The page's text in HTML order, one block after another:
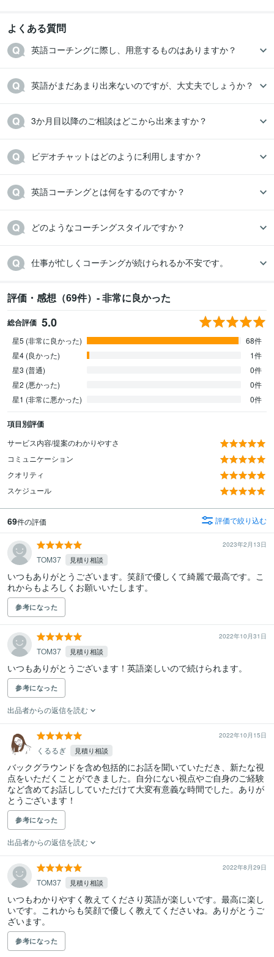
よくある質問
英語コーチングに際し、用意するものはありますか？
英語がまだあまり出来ないのですが、大丈夫でしょうか？
3か月目以降のご相談はどこから出来ますか？
ビデオチャットはどのように利用しますか？
英語コーチングとは何をするのですか？
どのようなコーチングスタイルですか？
仕事が忙しくコーチングが続けられるか不安です。
評価・感想（69件）- 非常に良かった
総合評価 5.0
星5 (非常に良かった)
68件
星4 (良かった)
1件
星3 (普通)
0件
星2 (悪かった)
0件
星1 (非常に悪かった)
0件
項目別評価
サービス内容/提案のわかりやすさ
コミュニケーション
クオリティ
スケジュール
69件の評価 評価で絞り込む
2023年2月13日
TOM37 見積り相談
いつもありがとうございます。笑顔で優しくて綺麗で最高です。こ
れからもよろしくお願いいたします。
参考になった
2022年10月31日
TOM37 見積り相談
いつもありがとうございます！英語楽しいので続けられます。
参考になった
出品者からの返信を読む
2022年10月15日
くるるぎ 見積り相談
バックグラウンドを含め包括的にお話を聞いていただき、新たな視
点をいただくことができました。自分にない視点やご自身のご経験
など含めてお話ししていただけて大変有意義な時間でした。ありが
とうございます！
参考になった
出品者からの返信を読む
2022年8月29日
TOM37 見積り相談
いつもわかりやすく教えてくださり英語が楽しいです。最高に楽し
いです。これからも笑顔で優しく教えてくださいね。ありがとうご
ざいます。
参考になった